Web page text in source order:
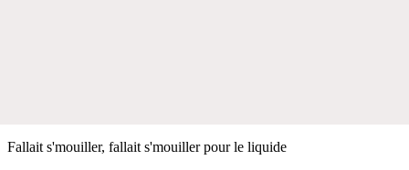
Fallait s'mouiller, fallait s'mouiller pour le liquide